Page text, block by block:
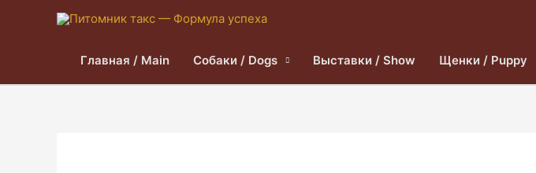
Главная / Main Собаки / Dogs Выставки / Show Щенки / Puppy